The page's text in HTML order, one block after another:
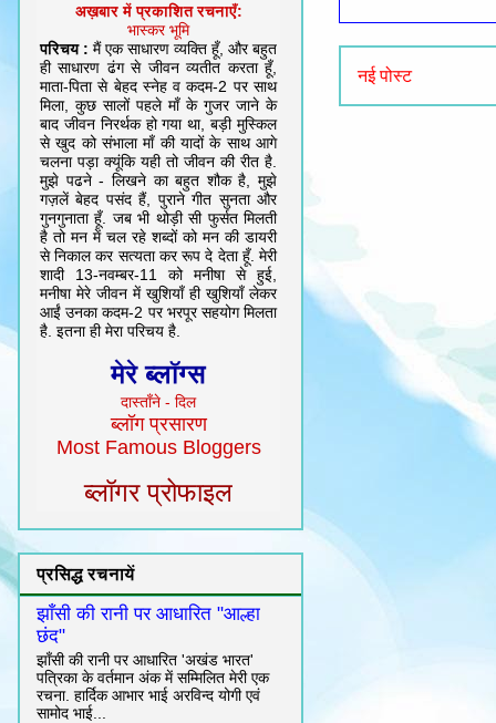
नई पोस्ट
अख़बार में प्रकाशित रचनाएँ:
भास्कर भूमि
परिचय : मैं एक साधारण व्यक्ति हूँ, और बहुत
ही साधारण ढंग से जीवन व्यतीत करता हूँ,
माता-पिता से बेहद स्नेह व कदम-2 पर साथ
मिला, कुछ सालों पहले माँ के गुजर जाने के
बाद जीवन निरर्थक हो गया था, बड़ी मुस्किल
से खुद को संभाला माँ की यादों के साथ आगे
चलना पड़ा क्यूंकि यही तो जीवन की रीत है.
मुझे पढने - लिखने का बहुत शौक है, मुझे
गज़लें बेहद पसंद हैं, पुराने गीत सुनता और
गुनगुनाता हूँ. जब भी थोड़ी सी फुर्सत मिलती
है तो मन में चल रहे शब्दों को मन की डायरी
से निकाल कर सत्यता कर रूप दे देता हूँ. मेरी
शादी 13-नवम्बर-11 को मनीषा से हुई,
मनीषा मेरे जीवन में खुशियाँ ही खुशियाँ लेकर
आईं उनका कदम-2 पर भरपूर सहयोग मिलता
है. इतना ही मेरा परिचय है.
मेरे ब्लॉग्स
दास्ताँने - दिल
ब्लॉग प्रसारण
Most Famous Bloggers
ब्लॉगर प्रोफाइल
प्रसिद्ध रचनायें
झाँसी की रानी पर आधारित "आल्हा
छंद"
झाँसी की रानी पर आधारित 'अखंड भारत'
पत्रिका के वर्तमान अंक में सम्मिलित मेरी एक
रचना. हार्दिक आभार भाई अरविन्द योगी एवं
सामोद भाई...